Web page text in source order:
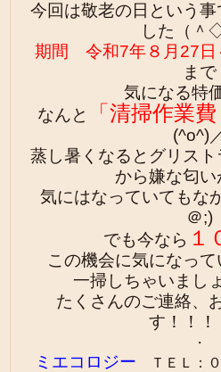
今回は敬老の日という
した（＾
期間 令和7年８月27日
まで
気になる特
なんと
「清掃作業
(^o^)
蒸し暑くなるとグリス
から嫌な匂い
気にはなっていてもな
＠;)
でも今なら １
この機会に気になっ
一掃しちゃいまし
たくさんのご連絡、
す！！！
・
ミエコロジー ＴＥＬ：０